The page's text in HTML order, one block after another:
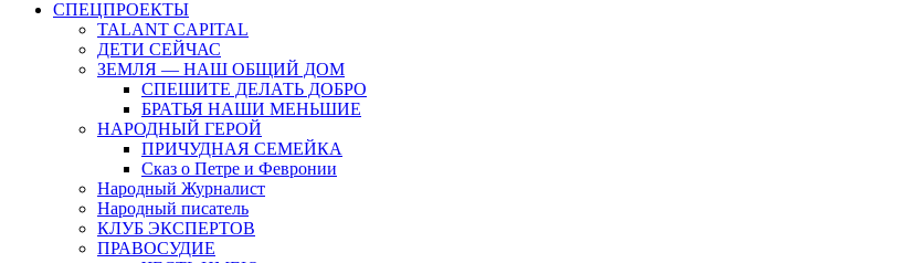
СПЕЦПРОЕКТЫ
TALANT CAPITAL
ДЕТИ СЕЙЧАС
ЗЕМЛЯ — НАШ ОБЩИЙ ДОМ
СПЕШИТЕ ДЕЛАТЬ ДОБРО
БРАТЬЯ НАШИ МЕНЬШИЕ
НАРОДНЫЙ ГЕРОЙ
ПРИЧУДНАЯ СЕМЕЙКА
Сказ о Петре и Февронии
Народный Журналист
Народный писатель
КЛУБ ЭКСПЕРТОВ
ПРАВОСУДИЕ